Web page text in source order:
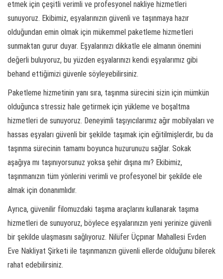
etmek için çeşitli verimli ve profesyonel nakliye hizmetleri
sunuyoruz. Ekibimiz, eşyalarınızın güvenli ve taşınmaya hazır
olduğundan emin olmak için mükemmel paketleme hizmetleri
sunmaktan gurur duyar. Eşyalarınızı dikkatle ele almanın önemini
değerli buluyoruz, bu yüzden eşyalarınızı kendi eşyalarımız gibi
behand ettiğimizi güvenle söyleyebilirsiniz.
Paketleme hizmetinin yanı sıra, taşınma sürecini sizin için mümkün
olduğunca stressiz hale getirmek için yükleme ve boşaltma
hizmetleri de sunuyoruz. Deneyimli taşıyıcılarımız ağır mobilyaları ve
hassas eşyaları güvenli bir şekilde taşımak için eğitilmişlerdir, bu da
taşınma sürecinin tamamı boyunca huzurunuzu sağlar. Sokak
aşağıya mı taşınıyorsunuz yoksa şehir dışına mı? Ekibimiz,
taşınmanızın tüm yönlerini verimli ve profesyonel bir şekilde ele
almak için donanımlıdır.
Ayrıca, güvenilir filomuzdaki taşıma araçlarını kullanarak taşıma
hizmetleri de sunuyoruz, böylece eşyalarınızın yeni yerinize güvenli
bir şekilde ulaşmasını sağlıyoruz. Nilüfer Üçpınar Mahallesi Evden
Eve Nakliyat Şirketi ile taşınmanızın güvenli ellerde olduğunu bilerek
rahat edebilirsiniz.